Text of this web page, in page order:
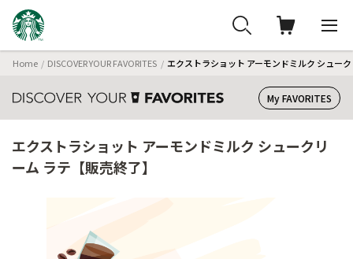
Home DISCOVER YOUR FAVORITES エクストラショット アーモンドミルク シュー
My FAVORITES
エクストラショット アーモンドミルク シュークリ
ーム ラテ【販売終了】